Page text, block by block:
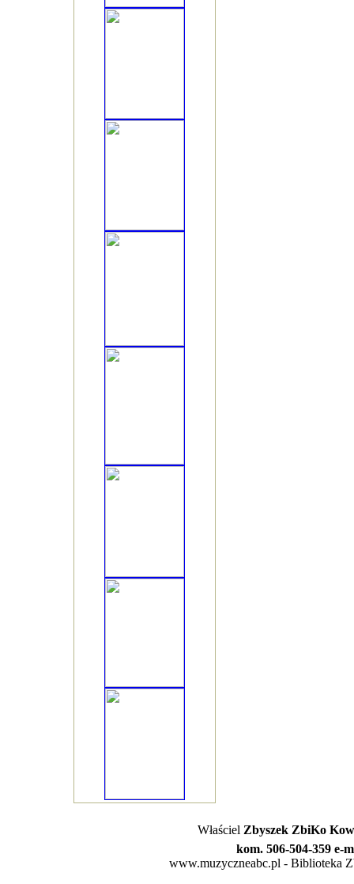
Właściel Zbyszek ZbiKo
kom. 506-504-359 e-
www.muzyczneabc.pl - Biblioteka